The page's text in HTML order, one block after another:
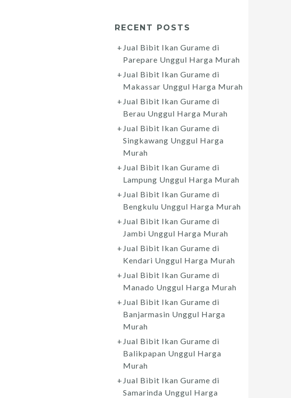
RECENT POSTS
Jual Bibit Ikan Gurame di
Parepare Unggul Harga Murah
Jual Bibit Ikan Gurame di
Makassar Unggul Harga Murah
Jual Bibit Ikan Gurame di
Berau Unggul Harga Murah
Jual Bibit Ikan Gurame di
Singkawang Unggul Harga
Murah
Jual Bibit Ikan Gurame di
Lampung Unggul Harga Murah
Jual Bibit Ikan Gurame di
Bengkulu Unggul Harga Murah
Jual Bibit Ikan Gurame di
Jambi Unggul Harga Murah
Jual Bibit Ikan Gurame di
Kendari Unggul Harga Murah
Jual Bibit Ikan Gurame di
Manado Unggul Harga Murah
Jual Bibit Ikan Gurame di
Banjarmasin Unggul Harga
Murah
Jual Bibit Ikan Gurame di
Balikpapan Unggul Harga
Murah
Jual Bibit Ikan Gurame di
Samarinda Unggul Harga